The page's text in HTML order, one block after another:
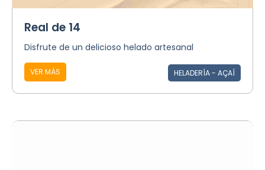
Real de 14
Disfrute de un delicioso helado artesanal
VER MÁS HELADERÍA - AÇAÍ